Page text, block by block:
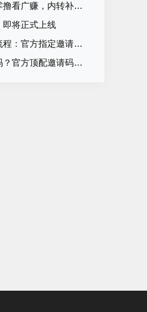
广赚，内转补贴秒到
即将正式上线
，现在加入即可申请开通顶级代理V5权限
多少？短剧小说漫剧网盘推广副业怎么做